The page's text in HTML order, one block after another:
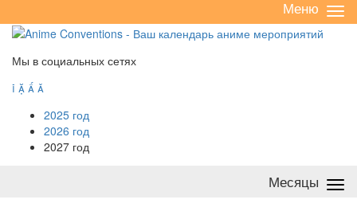
/
Меню
Мы в социальных сетях
   
2025 год
2026 год
2027 год
Месяцы